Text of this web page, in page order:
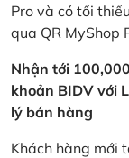
Pro và có tối
qua QR MyShop
Nhận tới
khoản BIDV với
lý bán hàng
Khách hàng mới